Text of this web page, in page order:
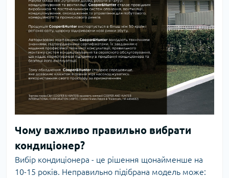
Чому важливо правильно вибрати
кондиціонер?
Вибір кондиціонера - це рішення щонайменше на
10-15 років. Неправильно підібрана модель може: